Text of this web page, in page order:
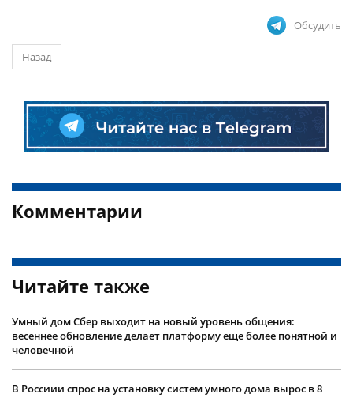
Обсудить
Назад
Комментарии
Читайте также
Умный дом Сбер выходит на новый уровень общения:
весеннее обновление делает платформу еще более понятной и
человечной
В Россиии спрос на установку систем умного дома вырос в 8